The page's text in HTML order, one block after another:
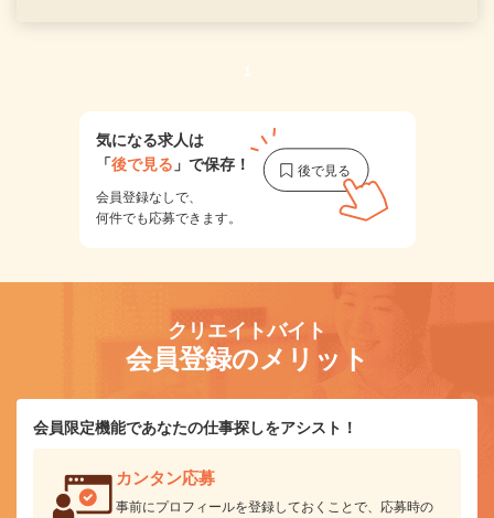
1
気になる求人は
「後で見る 」で保存！
会員登録なしで、
何件でも応募できます。
クリエイトバイト
会員登録のメリット
会員限定機能であなたの仕事探しをアシスト！
カンタン応募
事前にプロフィールを登録しておくことで、応募時の